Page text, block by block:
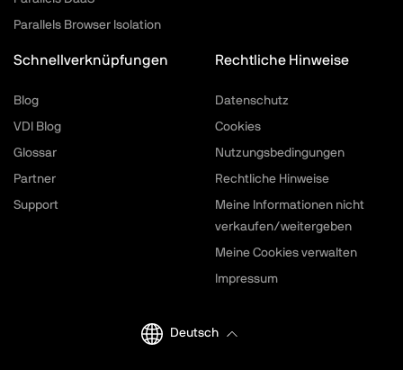
Parallels Browser Isolation
Schnellverknüpfungen
Blog
VDI Blog
Glossar
Partner
Support
Rechtliche Hinweise
Datenschutz
Cookies
Nutzungsbedingungen
Rechtliche Hinweise
Meine Informationen nicht
verkaufen/weitergeben
Meine Cookies verwalten
Impressum
Deutsch